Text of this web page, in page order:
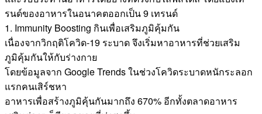
รนด์ของอาหารในอนาคตออกเป็น 9 เทรนด์
1. Immunity Boosting กินเพื่อเสริมภูมิคุ้มกัน
เนื่องจากวิกฤติโควิด-19 ระบาด จึงเริ่มหาอาหารที่ช่วยเสริม
ภูมิคุ้มกันให้กับร่างกาย
โดยข้อมูลจาก Google Trends ในช่วงโควิดระบาดหนักระลอก
แรกคนเสิร์ชหา
อาหารเพื่อสร้างภูมิคุ้นกันมากถึง 670% อีกทั้งตลาดอาหาร